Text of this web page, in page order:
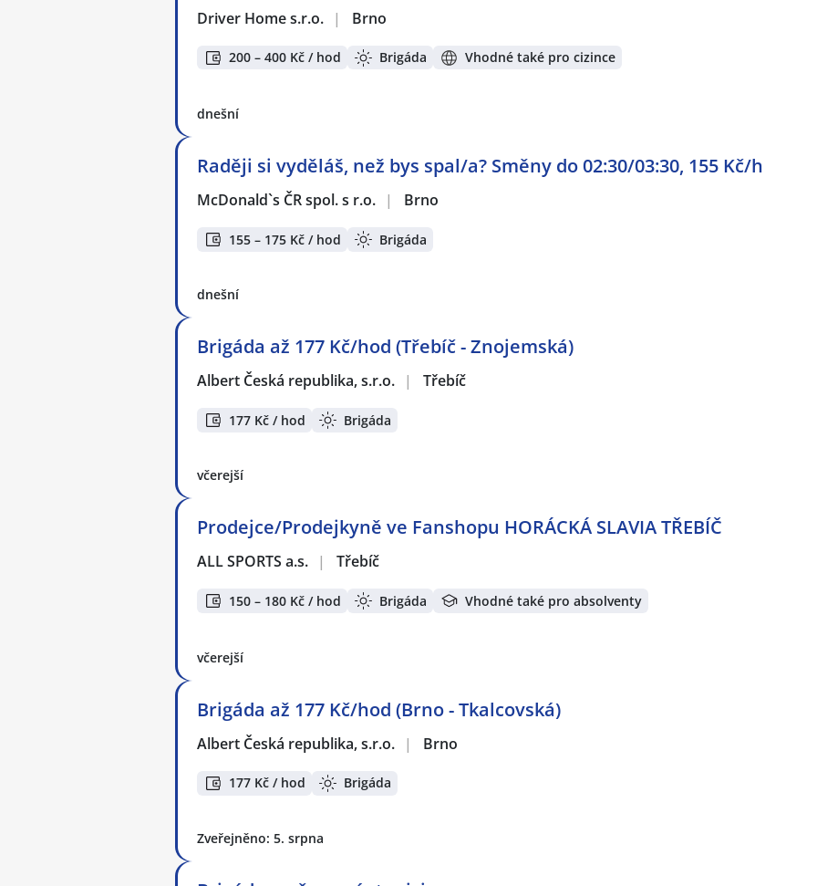
Driver Home s.r.o. | Brno
200 – 400 Kč / hod Brigáda Vhodné také pro cizince
dnešní
Raději si vyděláš, než bys spal/a? Směny do 02:30/03:30, 155 Kč/h
McDonald`s ČR spol. s r.o. | Brno
155 – 175 Kč / hod Brigáda
dnešní
Brigáda až 177 Kč/hod (Třebíč - Znojemská)
Albert Česká republika, s.r.o. | Třebíč
177 Kč / hod Brigáda
včerejší
Prodejce/Prodejkyně ve Fanshopu HORÁCKÁ SLAVIA TŘEBÍČ
ALL SPORTS a.s. | Třebíč
150 – 180 Kč / hod Brigáda Vhodné také pro absolventy
včerejší
Brigáda až 177 Kč/hod (Brno - Tkalcovská)
Albert Česká republika, s.r.o. | Brno
177 Kč / hod Brigáda
Zveřejněno: 5. srpna